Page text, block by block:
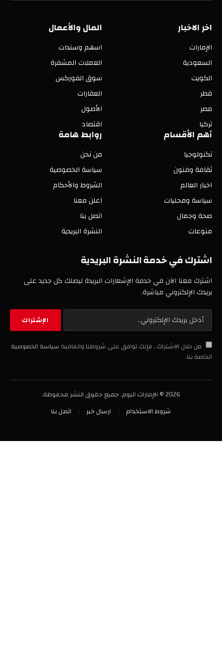
اخر الاخبار
الإمارات
السعودية
الكويت
قطر
مصر
تركيا
المال والأعمال
اسهم وسندات
العملات المشفرة
سوق الفوركس
العقارات
الأصول
اقتصاد
أهم الأقسام
تكنولوجيا
ثقافة وفنون
اخبار العالم
سياسة ومحليات
صحة وجمال
منوعات
روابط هامة
من نحن
سياسة الخصوصية
الشروط والأحكام
اعلن معنا
اتصل بنا
النشرة البريدية
اشترك في خدمة النشرة البريدية
اشترك معنا الآن في خدمة الإشعارات البريدة ليصلك كل جديد على
بريدك الإلكتروني مباشرة.
من خلال الاشتراك ، فإنك توافق على شروطنا واتفاقية سياسة الخصوصية
الخاصة بنا.
2026 © الإمارات اليوم. جميع حقوق النشر محفوظة.
شروط الاستخدام
ارسال خبر اتصل بنا